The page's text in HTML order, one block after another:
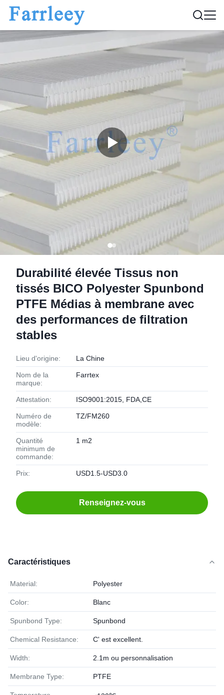
Durabilité élevée Tissus non
tissés BICO Polyester Spunbond
PTFE Médias à membrane avec
des performances de filtration
stables
Lieu d'origine: La Chine
Nom de la
marque:
Farrtex
Attestation: ISO9001:2015, FDA,CE
Numéro de
modèle:
TZ/FM260
Quantité
minimum de
commande:
1 m2
Prix: USD1.5-USD3.0
Renseignez-vous
Caractéristiques
Material: Polyester
Color: Blanc
Spunbond Type: Spunbond
Chemical Resistance: C' est excellent.
Width: 2.1m ou personnalisation
Membrane Type: PTFE